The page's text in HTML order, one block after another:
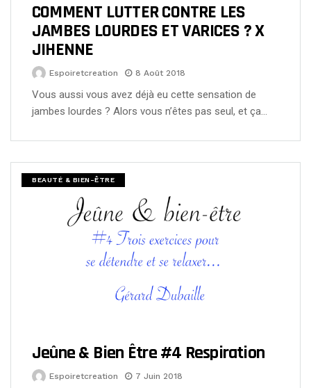
COMMENT LUTTER CONTRE LES
JAMBES LOURDES ET VARICES ? X
JIHENNE
Espoiretcreation 8 Août 2018
Vous aussi vous avez déjà eu cette sensation de
jambes lourdes ? Alors vous n’êtes pas seul, et ça…
BEAUTÉ & BIEN-ÊTRE
Jeûne & Bien Être #4 Respiration
Espoiretcreation 7 Juin 2018